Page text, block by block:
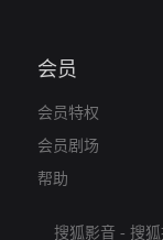
会员
会员特权
会员剧场
帮助
搜狐影音 - 搜